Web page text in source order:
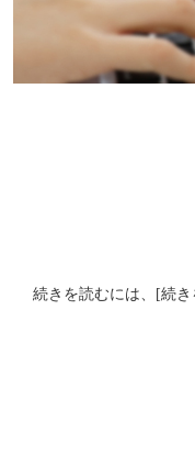
続きを読むには、[続き